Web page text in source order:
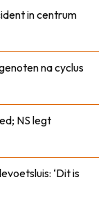
in centrum
na cyclus
NS legt
‘Dit is